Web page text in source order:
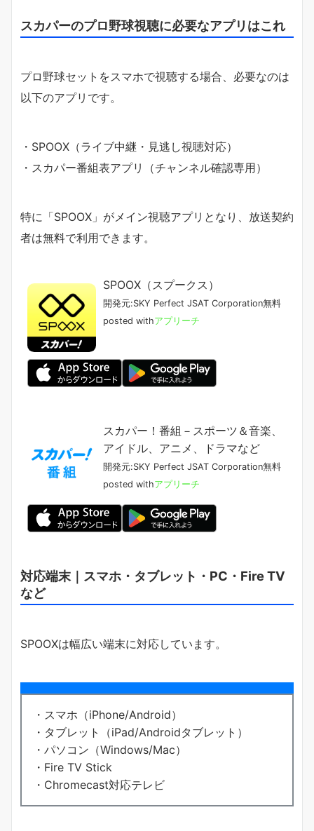
スカパーのプロ野球視聴に必要なアプリはこれ
プロ野球セットをスマホで視聴する場合、必要なのは
以下のアプリです。
・SPOOX（ライブ中継・見逃し視聴対応）
・スカパー番組表アプリ（チャンネル確認専用）
特に「SPOOX」がメイン視聴アプリとなり、放送契約
者は無料で利用できます。
SPOOX（スプークス）
開発元:SKY Perfect JSAT Corporation無料
posted withアプリーチ
スカパー！番組－スポーツ＆音楽、
アイドル、アニメ、ドラマなど
開発元:SKY Perfect JSAT Corporation無料
posted withアプリーチ
対応端末｜スマホ・タブレット・PC・Fire TV
など
SPOOXは幅広い端末に対応しています。
・スマホ（iPhone/Android）
・タブレット（iPad/Androidタブレット）
・パソコン（Windows/Mac）
・Fire TV Stick
・Chromecast対応テレビ